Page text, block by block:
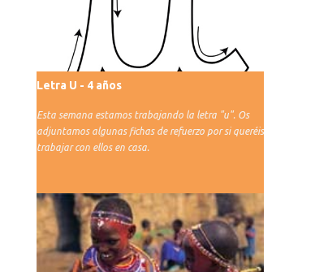
Letra U - 4 años
Esta semana estamos trabajando la letra "u". Os
adjuntamos algunas fichas de refuerzo por si queréis
trabajar con ellos en casa.